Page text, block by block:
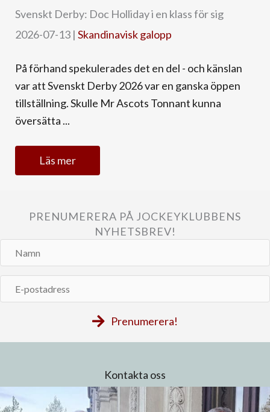
Svenskt Derby: Doc Holliday i en klass för sig
2026-07-13 | Skandinavisk galopp
På förhand spekulerades det en del - och känslan
var att Svenskt Derby 2026 var en ganska öppen
tillställning. Skulle Mr Ascots Tonnant kunna
översätta ...
Läs mer
PRENUMERERA PÅ JOCKEYKLUBBENS
NYHETSBREV!
Namn
postadress
Prenumerera!
Kontakta oss